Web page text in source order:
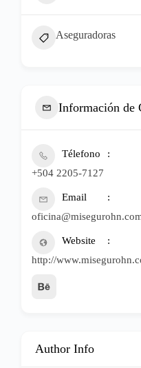
Aseguradoras
Información de
Télefono
+504 2205-7127
Email
Website
http://
Author Info